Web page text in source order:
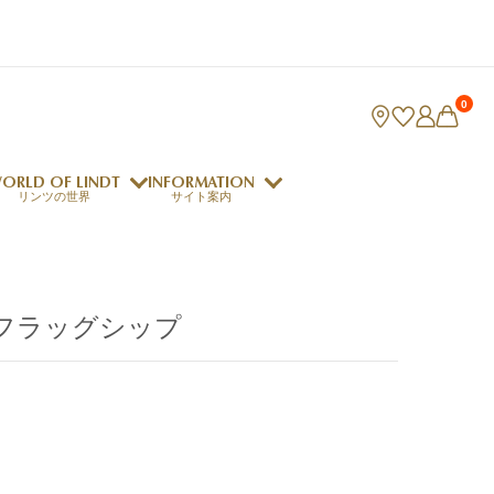
0
OF LINDT
リンツの世界
ロジャーフェデラー
INFORMATION
サイト案内
ラッグシップ